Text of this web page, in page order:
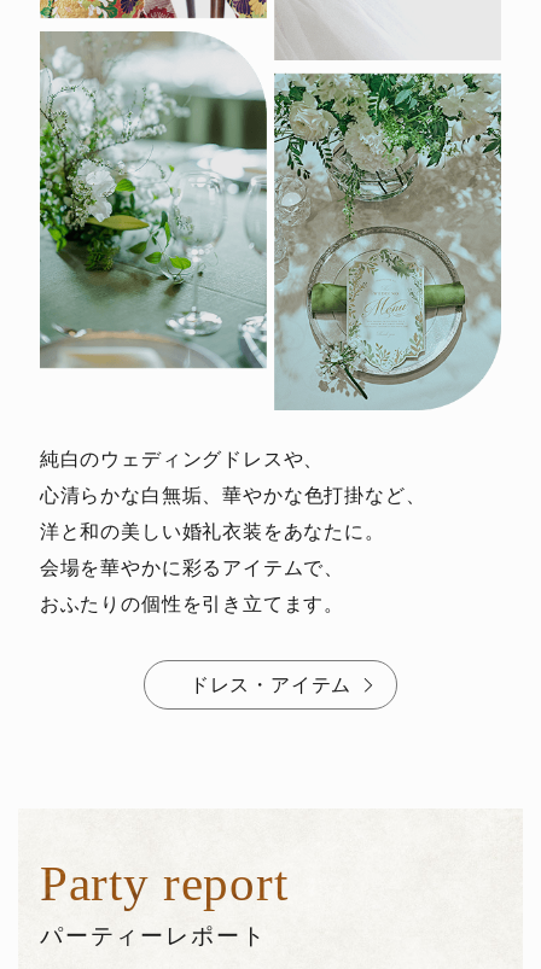
純白のウェディングドレスや、
心清らかな白無垢、華やかな色打掛など、
洋と和の美しい婚礼衣装をあなたに。
会場を華やかに彩るアイテムで、
おふたりの個性を引き立てます。
ドレス・アイテム
パーティーレポート
Party report